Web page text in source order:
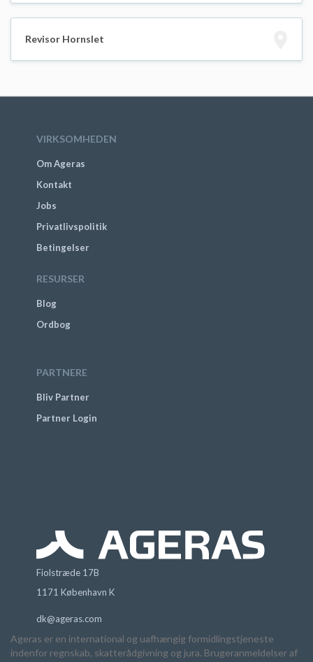
Revisor Hornslet
VIRKSOMHEDEN
Om Ageras
Kontakt
Jobs
Privatlivspolitik
Betingelser
RESURSER
Blog
Ordbog
PARTNERE
Bliv Partner
Partner Login
Fiolstræde 17B
1171 København K
dk@ageras.com
Ageras er en international og uafhængig formidlingstjeneste
indenfor regnskab, skatterådgivning og jura. Brugeranmeldelser af